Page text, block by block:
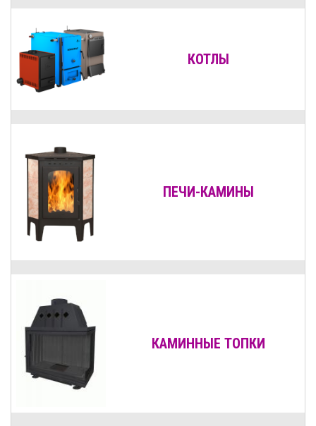
КОТЛЫ
ПЕЧИ-КАМИНЫ
КАМИННЫЕ ТОПКИ